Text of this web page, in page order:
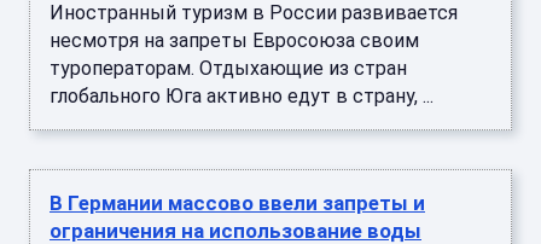
Иностранный туризм в России развивается
несмотря на запреты Евросоюза своим
туроператорам. Отдыхающие из стран
глобального Юга активно едут в страну, ...
В Германии массово ввели запреты и
ограничения на использование воды